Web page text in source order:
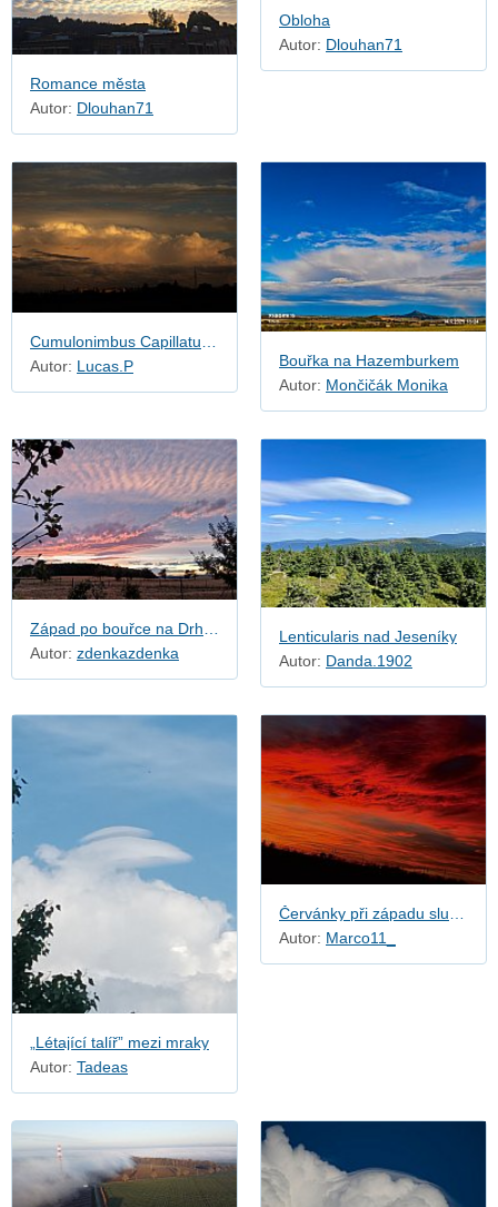
Romance města
Autor: Dlouhan71
Obloha
Autor: Dlouhan71
Autor: Lucas.P
Bouřka na Hazemburkem
Autor: Mončičák Monika
Západ po bouřce na Drhovech
Autor: zdenkazdenka
Lenticularis nad Jeseníky
Autor: Danda.1902
„Létající talíř” mezi mraky
Autor: Tadeas
Autor: Marco11_